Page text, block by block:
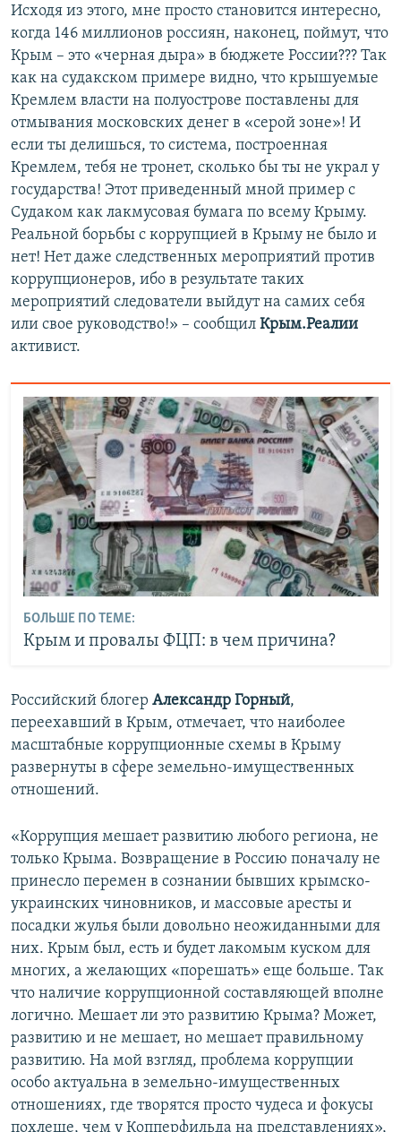
Исходя из этого, мне просто становится интересно,
когда 146 миллионов россиян, наконец, поймут, что
Крым – это «черная дыра» в бюджете России??? Так
как на судакском примере видно, что крышуемые
Кремлем власти на полуострове поставлены для
отмывания московских денег в «серой зоне»! И
если ты делишься, то система, построенная
Кремлем, тебя не тронет, сколько бы ты не украл у
государства! Этот приведенный мной пример с
Судаком как лакмусовая бумага по всему Крыму.
Реальной борьбы с коррупцией в Крыму не было и
нет! Нет даже следственных мероприятий против
коррупционеров, ибо в результате таких
мероприятий следователи выйдут на самих себя
или свое руководство!» – сообщил Крым.Реалии
активист.
БОЛЬШЕ ПО ТЕМЕ:
Крым и провалы ФЦП: в чем причина?
Российский блогер Александр Горный,
переехавший в Крым, отмечает, что наиболее
масштабные коррупционные схемы в Крыму
развернуты в сфере земельно-имущественных
отношений.
«Коррупция мешает развитию любого региона, не
только Крыма. Возвращение в Россию поначалу не
принесло перемен в сознании бывших крымско-
украинских чиновников, и массовые аресты и
посадки жулья были довольно неожиданными для
них. Крым был, есть и будет лакомым куском для
многих, а желающих «порешать» еще больше. Так
что наличие коррупционной составляющей вполне
логично. Мешает ли это развитию Крыма? Может,
развитию и не мешает, но мешает правильному
развитию. На мой взгляд, проблема коррупции
особо актуальна в земельно-имущественных
отношениях, где творятся просто чудеса и фокусы
похлеще, чем у Копперфильда на представлениях»,